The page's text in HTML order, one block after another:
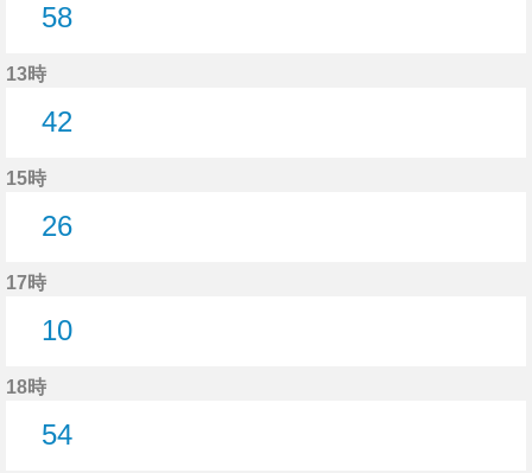
58
13時
42
15時
26
17時
10
18時
54